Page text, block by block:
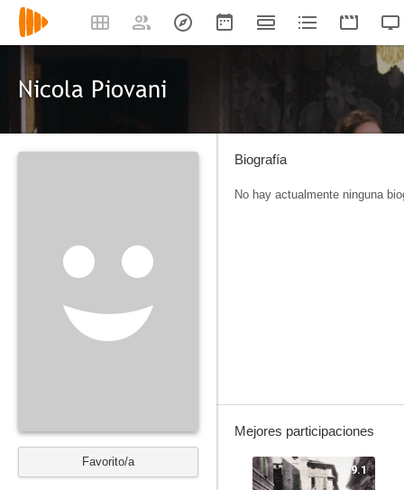
Nicola Piovani
Favorito/a
Biografía
No hay actualmente ninguna
Mejores participaciones
9.1